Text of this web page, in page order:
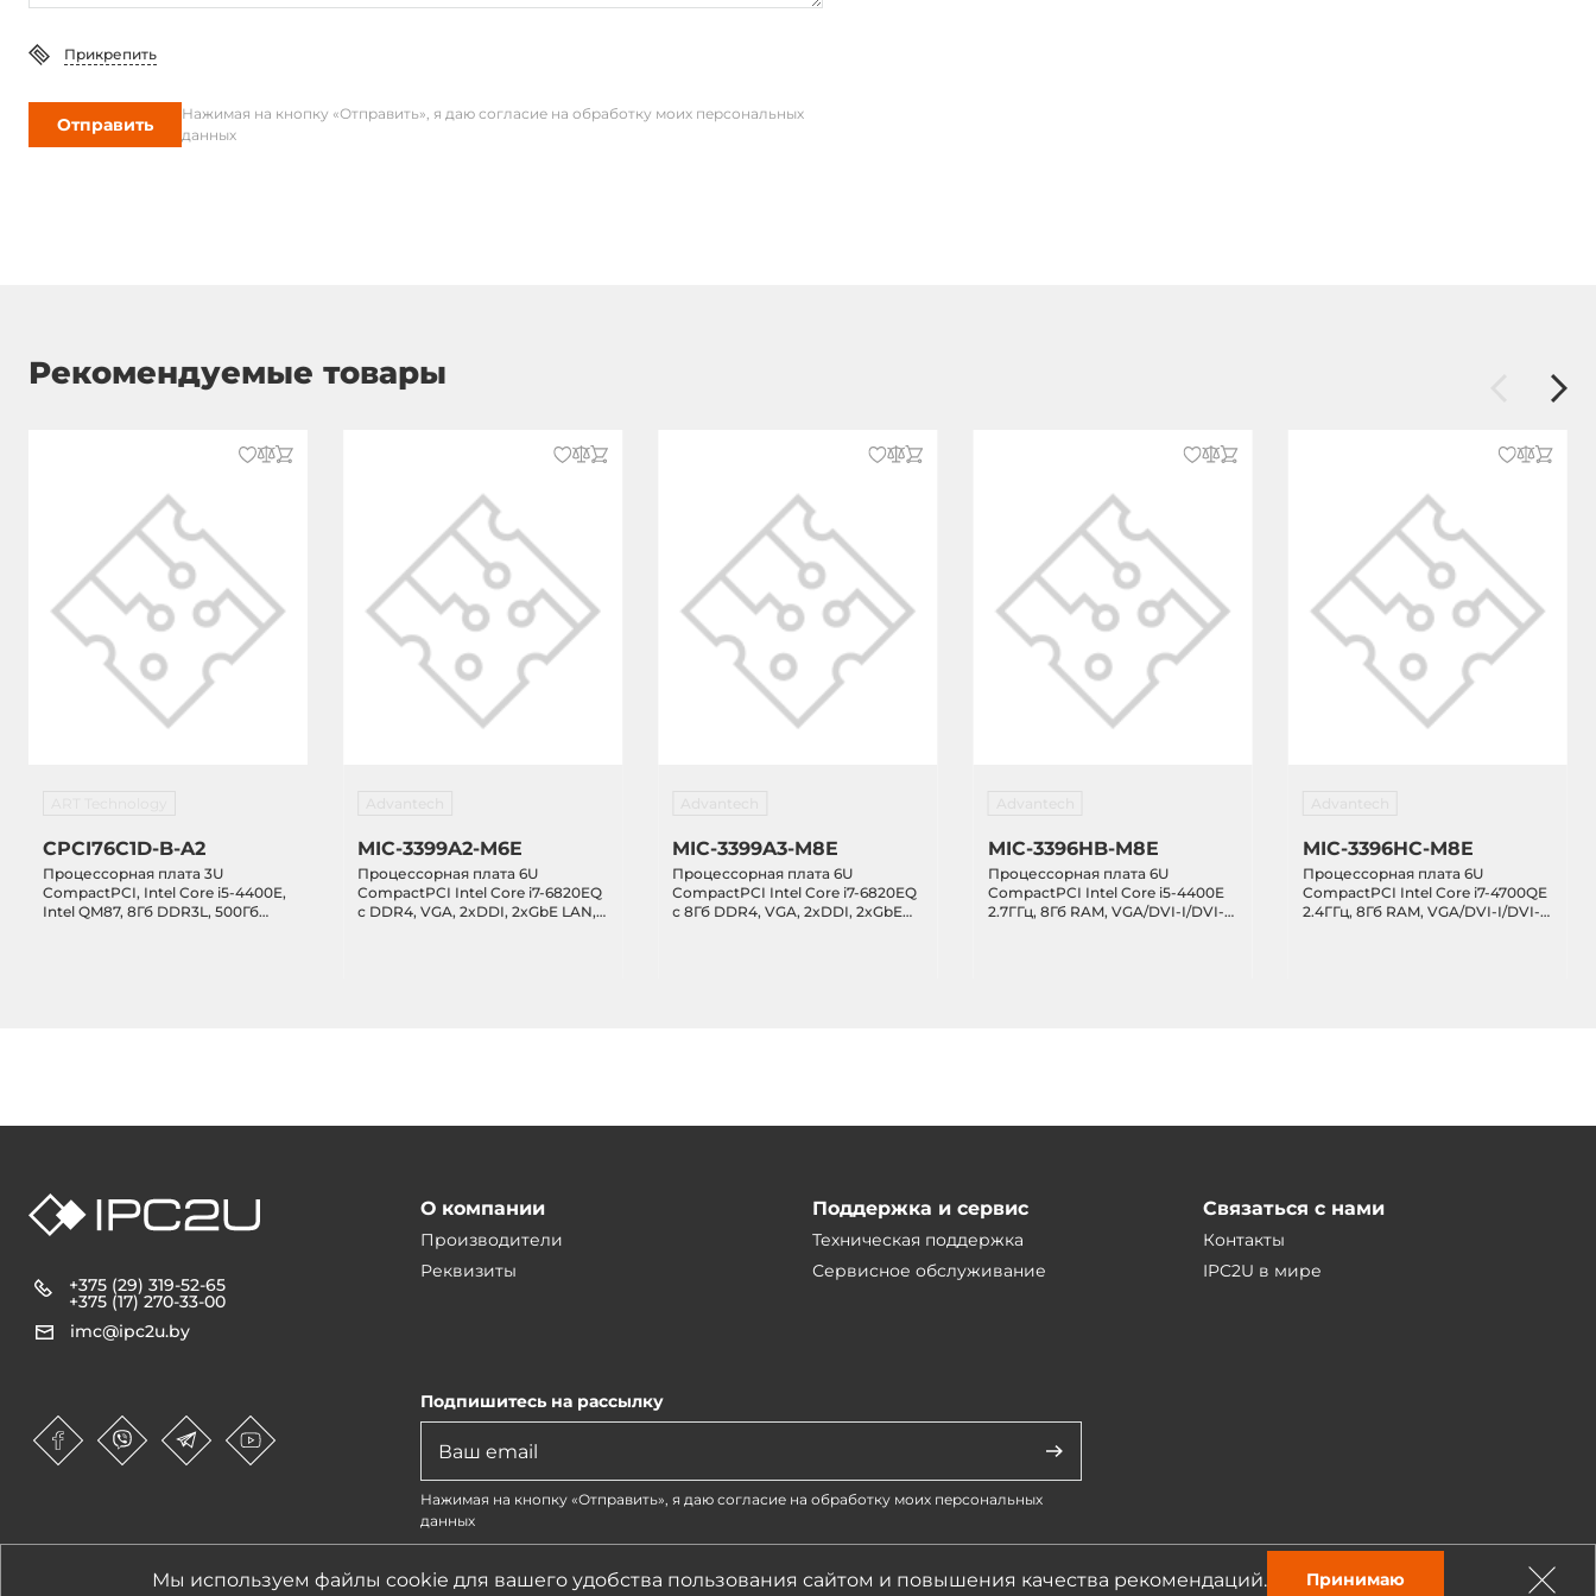
Прикрепить
Отправить
Нажимая на кнопку «Отправить», я даю согласие на обработку моих персональных
данных
Рекомендуемые товары
CPCI76C1D-B-A2
Процессорная плата 3U
CompactPCI, Intel Core i5-4400E,
Intel QM87, 8Гб DDR3L, 500Гб
MIC-3399A2-M6E
Процессорная плата 6U
CompactPCI Intel Core i7-6820EQ
с DDR4, VGA, 2xDDI, 2xGbE LAN,
MIC-3399A3-M8E
Процессорная плата 6U
CompactPCI Intel Core i7-6820EQ
с 8Гб DDR4, VGA, 2xDDI, 2xGbE
MIC-3396HB-M8E
Процессорная плата 6U
CompactPCI Intel Core i5-4400E
2.7ГГц, 8Гб RAM, VGA/DVI-I/DVI-
MIC-3396HC-M8E
Процессорная плата 6U
CompactPCI Intel Core i7-4700QE
2.4ГГц, 8Гб RAM, VGA/DVI-I/DVI-
+375 (29) 319-52-65
+375 (17) 270-33-00
imc@ipc2u.by
О компании
Производители
Реквизиты
Поддержка и сервис
Техническая поддержка
Сервисное обслуживание
Связаться с нами
Контакты
IPC2U в мире
Подпишитесь на рассылку
Нажимая на кнопку «Отправить», я даю согласие на обработку моих персональных
данных
1990-2026 © IPC2U Все материалы, характеристики, цены представленные на сайте не являются публичной офертой. Разработка — студия «Сибирикс»
Мы используем файлы cookie для вашего удобства пользования сайтом и повышения качества рекомендаций. Принимаю